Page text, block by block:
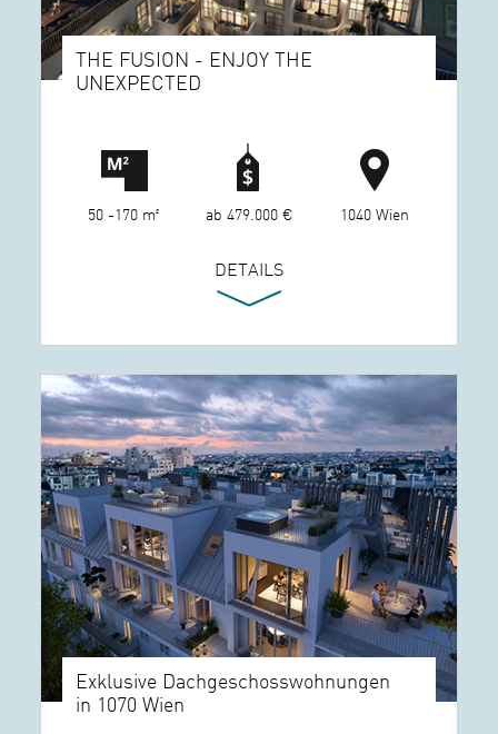
Exklusive Dachgeschosswohnungen
in 1070 Wien
THE FUSION - ENJOY THE
UNEXPECTED
50 -170 m² ab 479.000 € 1040 Wien
DETAILS